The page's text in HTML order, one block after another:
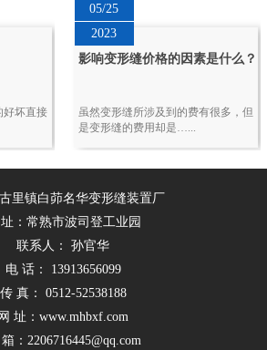
好坏直接
05/25
2023
影响变形缝价格的因素是什么？
虽然变形缝所涉及到的费有很多，但
是变形缝的费用却是…...
里镇白茆名华变形缝装置厂
：常熟市波司登工业园
联系人： 孙官华
电 话： 13913656099
传 真： 0512-52538188
址：www.mhbxf.com
：2206716445@qq.com